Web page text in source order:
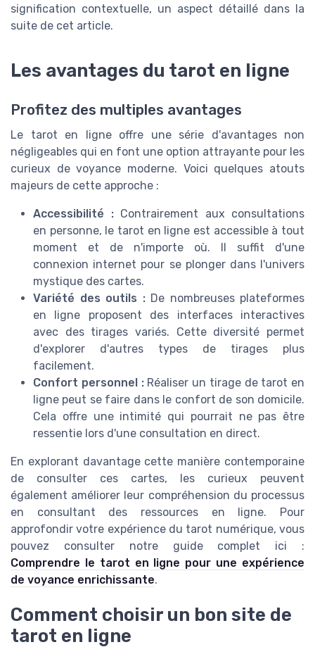
signification contextuelle, un aspect détaillé dans la
suite de cet article.
Les avantages du tarot en ligne
Profitez des multiples avantages
Le tarot en ligne offre une série d'avantages non
négligeables qui en font une option attrayante pour les
curieux de voyance moderne. Voici quelques atouts
majeurs de cette approche :
Accessibilité :Contrairement aux consultations
en personne, le tarot en ligne est accessible à tout
moment et de n'importe où. Il suffit d'une
connexion internet pour se plonger dans l'univers
mystique des cartes.
Variété des outils :De nombreuses plateformes
en ligne proposent des interfaces interactives
avec des tirages variés. Cette diversité permet
d'explorer d'autres types de tirages plus
facilement.
Confort personnel :Réaliser un tirage de tarot en
ligne peut se faire dans le confort de son domicile.
Cela offre une intimité qui pourrait ne pas être
ressentie lors d'une consultation en direct.
En explorant davantage cette manière contemporaine
de consulter ces cartes, les curieux peuvent
également améliorer leur compréhension du processus
en consultant des ressources en ligne. Pour
approfondir votre expérience du tarot numérique, vous
pouvez consulter notre guide complet ici :
Comprendre le tarot en ligne pour une expérience
de voyance enrichissante.
Comment choisir un bon site de
tarot en ligne